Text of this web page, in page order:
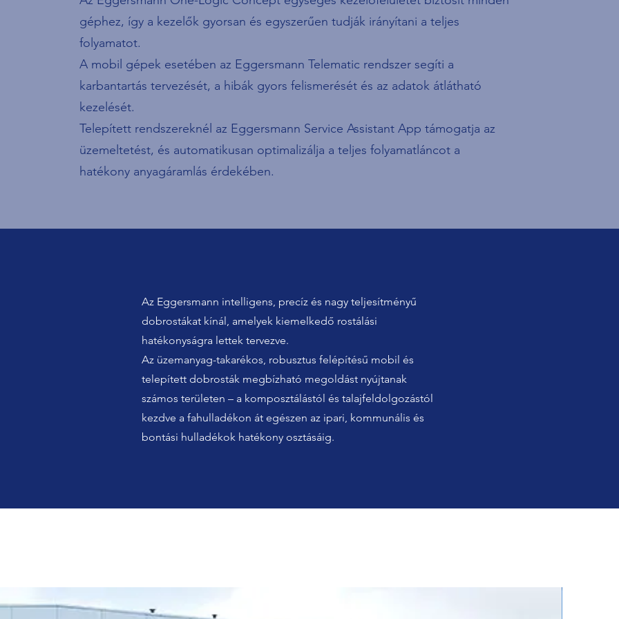
géphez, így a kezelők gyorsan és egyszerűen tudják irányítani a teljes
folyamatot.
A mobil gépek esetében az Eggersmann Telematic rendszer segíti a
karbantartás tervezését, a hibák gyors felismerését és az adatok átlátható
kezelését.
Telepített rendszereknél az Eggersmann Service Assistant App támogatja az
üzemeltetést, és automatikusan optimalizálja a teljes folyamatláncot a
hatékony anyagáramlás érdekében.
Az Eggersmann intelligens, precíz és nagy teljesítményű
dobrostákat kínál, amelyek kiemelkedő rostálási
hatékonyságra lettek tervezve.
Az üzemanyag-takarékos, robusztus felépítésű mobil és
telepített dobrosták megbízható megoldást nyújtanak
számos területen – a komposztálástól és talajfeldolgozástól
kezdve a fahulladékon át egészen az ipari, kommunális és
bontási hulladékok hatékony osztásáig.